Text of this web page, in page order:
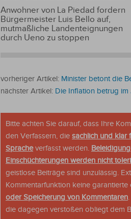
Anwohner von La Piedad fordern
Bürgermeister Luis Bello auf,
mutmaßliche Landenteignungen
durch Ueno zu stoppen
vorheriger Artikel: Minister betont die
nächster Artikel: Die Inflation betrug im
Bitte achten Sie darauf, dass Ihre
den Verfassern, die sachlich und klar
Spracheverfasst werden.
Einschüchterungen werden nicht
geistlose Beiträge sind unzulässig.
Kommentarfunktion keine
oder Speicherung von Kommentaren
die dagegen verstoßen obliegt dem